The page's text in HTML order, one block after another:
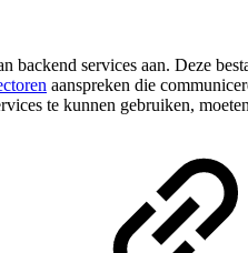
backend services aan. Deze
aanspreken die
te kunnen gebruiken,